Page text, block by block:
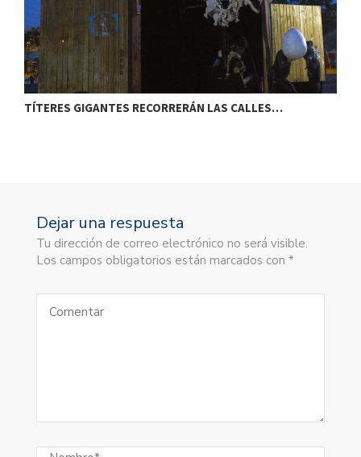
TÍTERES GIGANTES RECORRERÁN LAS CALLES…
Dejar una respuesta
Tu dirección de correo electrónico no será visible.
Los campos obligatorios están marcados con *